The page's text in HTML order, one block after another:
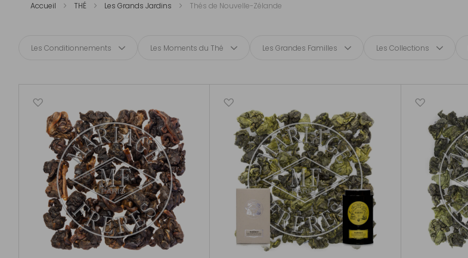
Accueil THÉ Les Grands Jardins Thés de Nouvelle-Zélande
Les Conditionnements Les Moments du Thé Les Grandes Familles Les Collections